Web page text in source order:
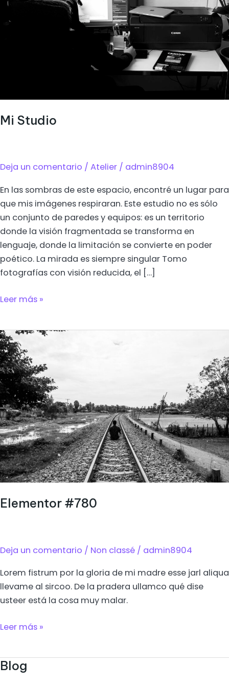
Mi Studio
Deja un comentario / Atelier / admin8904
En las sombras de este espacio, encontré un lugar para
que mis imágenes respiraran. Este estudio no es sólo
un conjunto de paredes y equipos: es un territorio
donde la visión fragmentada se transforma en
lenguaje, donde la limitación se convierte en poder
poético. La mirada es siempre singular Tomo
fotografías con visión reducida, el […]
Leer más »
Elementor #780
Deja un comentario / Non classé / admin8904
Lorem fistrum por la gloria de mi madre esse jarl aliqua
llevame al sircoo. De la pradera ullamco qué dise
usteer está la cosa muy malar.
Elementor
#780
Leer más »
Blog
Blog